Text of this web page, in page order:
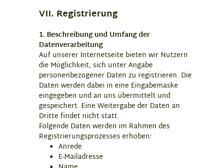
VII. Registrierung
1. Beschreibung und Umfang der
Datenverarbeitung
Auf unserer Internetseite bieten wir Nutzern
die Möglichkeit, sich unter Angabe
personenbezogener Daten zu registrieren. Die
Daten werden dabei in eine Eingabemaske
eingegeben und an uns übermittelt und
gespeichert. Eine Weitergabe der Daten an
Dritte findet nicht statt.
Folgende Daten werden im Rahmen des
Registrierungsprozesses erhoben:
Anrede
E-Mailadresse